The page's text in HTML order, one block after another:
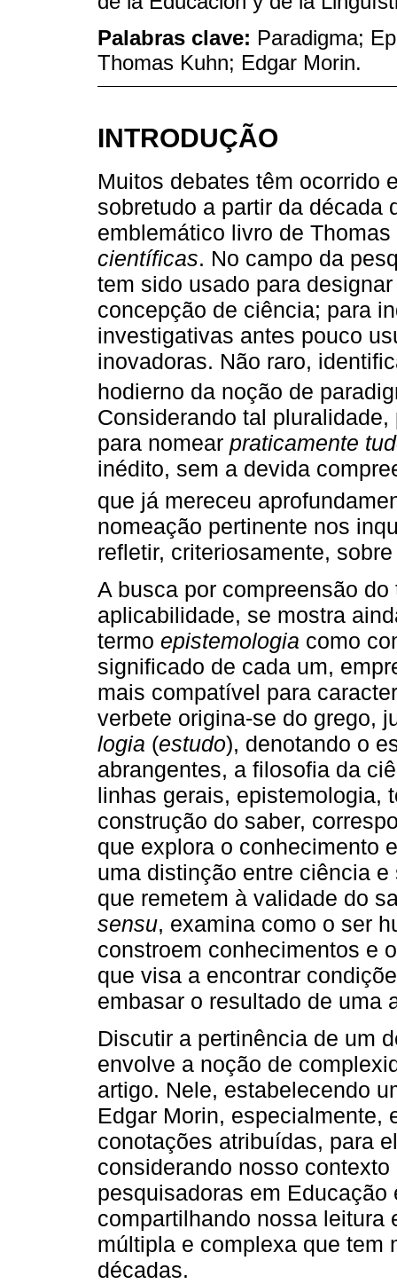
Palabras clave: Paradigma;
Thomas Kuhn; Edgar Morin.
INTRODUÇÃO
Muitos debates têm ocorrido
sobretudo a partir da década
emblemático livro de
científicas. No campo da
tem sido usado para
concepção de ciência; para
investigativas antes pouco
inovadoras. Não raro,
hodierno da noção de
Considerando tal
para nomear praticamente
inédito, sem a devida
que já mereceu
nomeação pertinente nos
refletir, criteriosamente,
A busca por compreensão
aplicabilidade, se mostra
termo epistemologia como
significado de cada um,
mais compatível para
verbete origina-se do grego,
logia (estudo), denotando o
abrangentes, a filosofia da
linhas gerais, epistemologia,
construção do saber,
que explora o conhecimento
uma distinção entre ciência
que remetem à validade do
sensu, examina como o ser
constroem conhecimentos e
que visa a encontrar
embasar o resultado de uma
Discutir a pertinência de um
envolve a noção de
artigo. Nele, estabelecendo
Edgar Morin, especialmente,
conotações atribuídas, para
considerando nosso
pesquisadoras em
compartilhando nossa leitura
múltipla e complexa que tem
décadas.